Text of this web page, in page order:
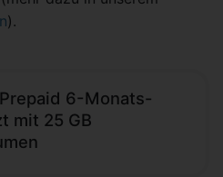
).
6-Monats-
mit 25 GB